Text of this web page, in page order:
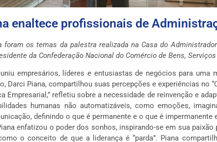
enaltece profissionais de
os temas da palestra realizada na Casa do
da Confederação Nacional do Comércio de Bens, Serviços
empresários, líderes e entusiastas de negócios para
Darci Piana, compartilhou suas percepções e experiências no
Empresarial,” refletiu sobre a necessidade de reinvenção e
humanas não automatizáveis, como emoções,
definindo o que é permanente e o que é
enfatizou o poder dos sonhos, inspirando-se em sua
o conceito de que a liderança é “parda”. Piana